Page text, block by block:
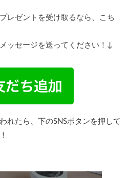
レゼントを受け取るなら、こち
ッセージを送ってください！↓
れたら、下のSNSボタンを押して